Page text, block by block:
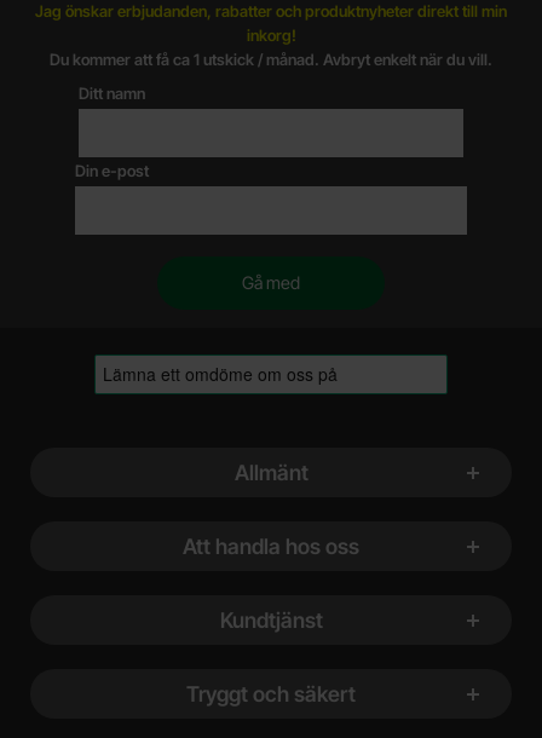
Jag önskar erbjudanden, rabatter och produktnyheter direkt till min
inkorg!
Du kommer att få ca 1 utskick / månad. Avbryt enkelt när du vill.
Ditt namn
Din e-post
Allmänt
Att handla hos oss
Kundtjänst
Tryggt och säkert